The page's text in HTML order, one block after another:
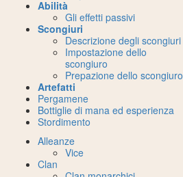
Abilità
Gli effetti passivi
Scongiuri
Descrizione degli scongiuri
Impostazione dello
scongiuro
Prepazione dello scongiuro
Artefatti
Pergamene
Bottiglie di mana ed esperienza
Stordimento
Alleanze
Vice
Clan